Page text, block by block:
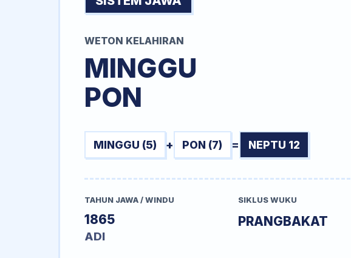
WETON KELAHIRAN
MINGGU
PON
MINGGU (5) + PON (7) = NEPTU 12
TAHUN JAWA / WINDU
1865
ADI
SIKLUS WUKU
PRANGBAKAT